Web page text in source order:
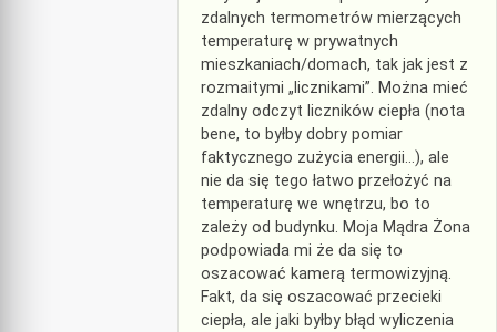
zdalnych termometrów mierzących
temperaturę w prywatnych
mieszkaniach/domach, tak jak jest z
rozmaitymi „licznikami”. Można mieć
zdalny odczyt liczników ciepła (nota
bene, to byłby dobry pomiar
faktycznego zużycia energii…), ale
nie da się tego łatwo przełożyć na
temperaturę we wnętrzu, bo to
zależy od budynku. Moja Mądra Żona
podpowiada mi że da się to
oszacować kamerą termowizyjną.
Fakt, da się oszacować przecieki
ciepła, ale jaki byłby błąd wyliczenia